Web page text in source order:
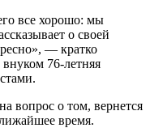
все хорошо: мы
о своей
— кратко
76-летняя
вопрос о том, вернется
время.